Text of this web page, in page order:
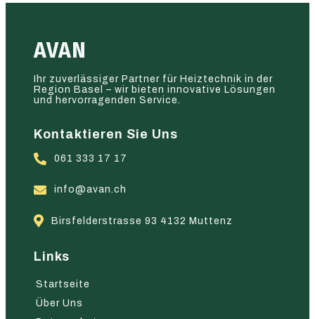
AVAN
Ihr zuverlässiger Partner für Heiztechnik in der
Region Basel – wir bieten innovative Lösungen
und hervorragenden Service.
Kontaktieren Sie Uns
061 333 17 17
info@avan.ch
Birsfelderstrasse 93 4132 Muttenz
Links
Startseite
Über Uns